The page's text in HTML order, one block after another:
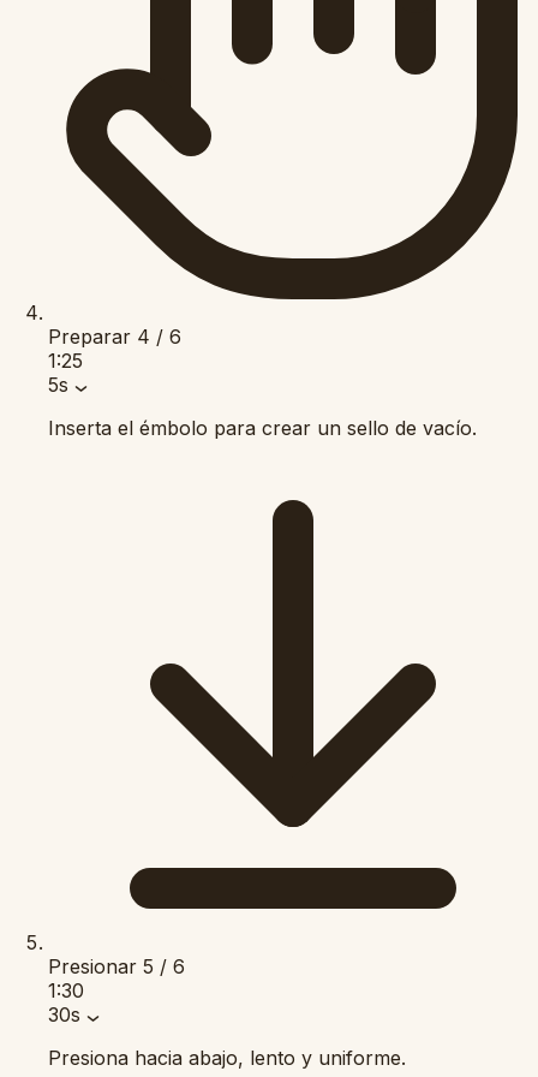
Preparar 4 / 6
1:25
5s
Inserta el émbolo para crear un sello de vacío.
Presionar 5 / 6
1:30
30s
Presiona hacia abajo, lento y uniforme.